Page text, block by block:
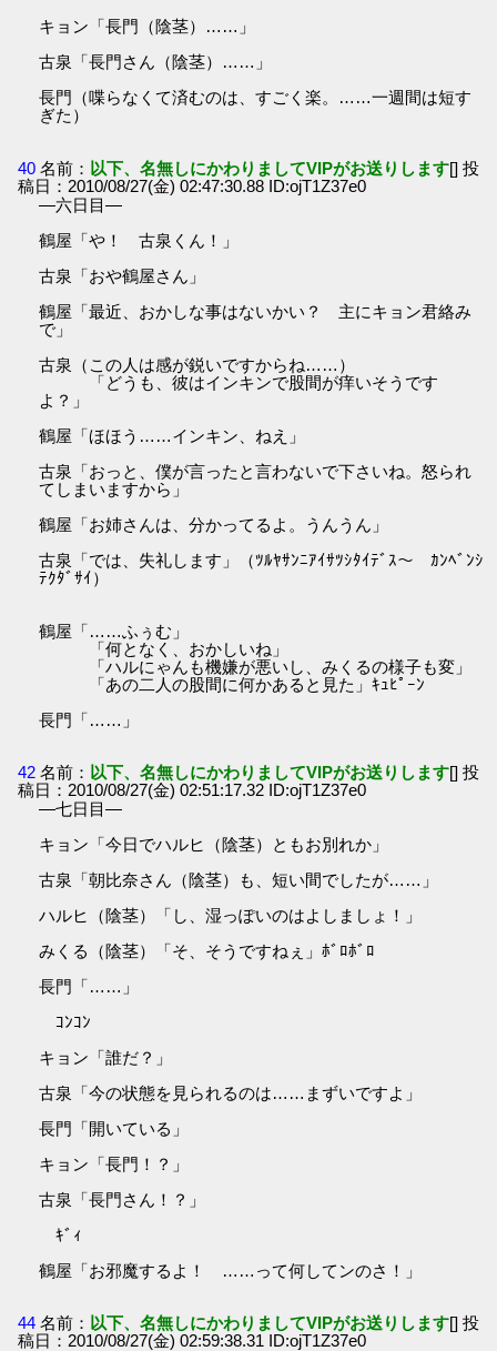
キョン「長門（陰茎）……」
古泉「長門さん（陰茎）……」
長門（喋らなくて済むのは、すごく楽。……一週間は短す
ぎた）
40 名前： 以下、名無しにかわりましてVIPがお送りします[] 投
稿日：2010/08/27(金) 02:47:30.88 ID:ojT1Z37e0
―六日目―
鶴屋「や！ 古泉くん！」
古泉「おや鶴屋さん」
鶴屋「最近、おかしな事はないかい？ 主にキョン君絡み
で」
古泉（この人は感が鋭いですからね……）
「どうも、彼はインキンで股間が痒いそうです
よ？」
鶴屋「ほほう……インキン、ねえ」
古泉「おっと、僕が言ったと言わないで下さいね。怒られ
てしまいますから」
鶴屋「お姉さんは、分かってるよ。うんうん」
古泉「では、失礼します」（ﾂﾙﾔｻﾝﾆｱｲｻﾂｼﾀｲﾃﾞｽ～ ｶﾝﾍﾞﾝｼ
ﾃｸﾀﾞｻｲ）
鶴屋「……ふぅむ」
「何となく、おかしいね」
「ハルにゃんも機嫌が悪いし、みくるの様子も変」
「あの二人の股間に何かあると見た」ｷｭﾋﾟｰﾝ
長門「……」
42 名前： 以下、名無しにかわりましてVIPがお送りします[] 投
稿日：2010/08/27(金) 02:51:17.32 ID:ojT1Z37e0
―七日目―
キョン「今日でハルヒ（陰茎）ともお別れか」
古泉「朝比奈さん（陰茎）も、短い間でしたが……」
ハルヒ（陰茎）「し、湿っぽいのはよしましょ！」
みくる（陰茎）「そ、そうですねぇ」ﾎﾞﾛﾎﾞﾛ
長門「……」
ｺﾝｺﾝ
キョン「誰だ？」
古泉「今の状態を見られるのは……まずいですよ」
長門「開いている」
キョン「長門！？」
古泉「長門さん！？」
ｷﾞｨ
鶴屋「お邪魔するよ！ ……って何してンのさ！」
44 名前： 以下、名無しにかわりましてVIPがお送りします[] 投
稿日：2010/08/27(金) 02:59:38.31 ID:ojT1Z37e0